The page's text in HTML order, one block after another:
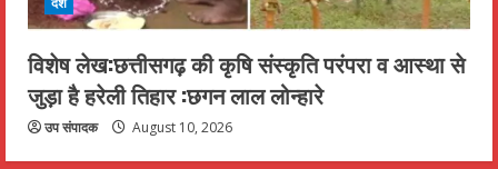
विशेष लेख:छत्तीसगढ़ की कृषि संस्कृति परंपरा व आस्था से
जुड़ा है हरेली तिहार :छगन लाल लोन्हारे
उप संपादक August 10, 2026